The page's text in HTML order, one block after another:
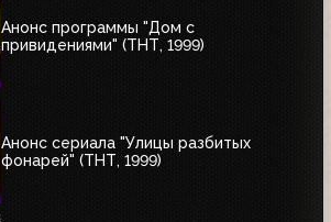
Анонс программы "Дом с
привидениями" (ТНТ, 1999)
Анонс сериала "Улицы разбитых
фонарей" (ТНТ, 1999)